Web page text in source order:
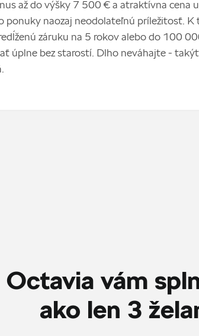
až do výšky 7 500 € a atraktívna cena
ponuky naozaj neodolateľnú príležitosť. K
záruku na 5 rokov alebo do 100
úplne bez starostí. Dlho neváhajte -
Octavia vám
ako len 3